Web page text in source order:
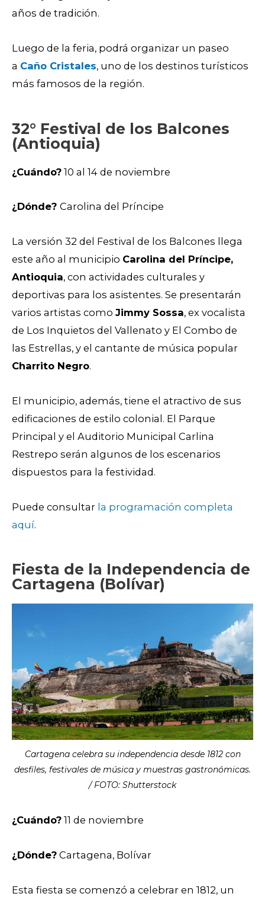
años de tradición.
Luego de la feria, podrá organizar un paseo
a Caño Cristales, uno de los destinos turísticos
más famosos de la región.
32° Festival de los Balcones
(Antioquia)
¿Cuándo? 10 al 14 de noviembre
¿Dónde? Carolina del Príncipe
La versión 32 del Festival de los Balcones llega
este año al municipio Carolina del Príncipe,
Antioquia, con actividades culturales y
deportivas para los asistentes. Se presentarán
varios artistas como Jimmy Sossa, ex vocalista
de Los Inquietos del Vallenato y El Combo de
las Estrellas, y el cantante de música popular
Charrito Negro.
El municipio, además, tiene el atractivo de sus
edificaciones de estilo colonial. El Parque
Principal y el Auditorio Municipal Carlina
Restrepo serán algunos de los escenarios
dispuestos para la festividad.
Puede consultar la programación completa
aquí.
Fiesta de la Independencia de
Cartagena (Bolívar)
Cartagena celebra su independencia desde 1812 con
desfiles, festivales de música y muestras gastronómicas.
/ FOTO: Shutterstock
¿Cuándo? 11 de noviembre
¿Dónde? Cartagena, Bolívar
Esta fiesta se comenzó a celebrar en 1812, un